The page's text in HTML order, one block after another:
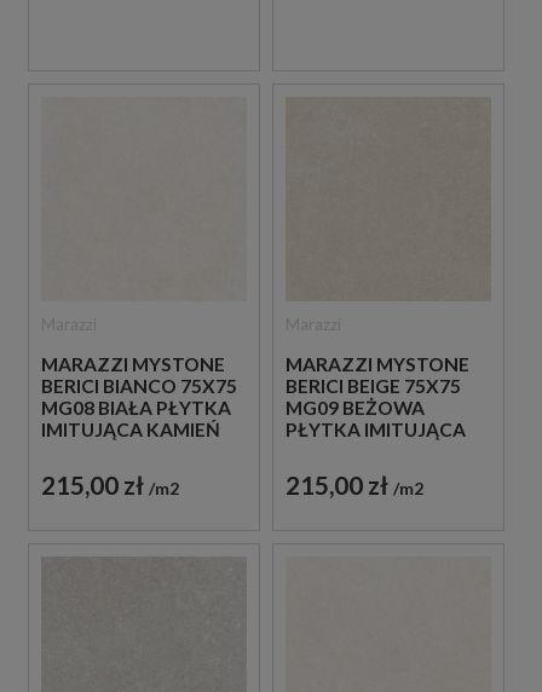
MARAZZI MYSTONE
BERICI BIANCO 75X75
MG08 BIAŁA PŁYTKA
IMITUJĄCA KAMIEŃ
215,00 zł m2
MARAZZI MYSTONE
BERICI BEIGE 75X75
MG09 BEŻOWA
PŁYTKA IMITUJĄCA
215,00 zł m2